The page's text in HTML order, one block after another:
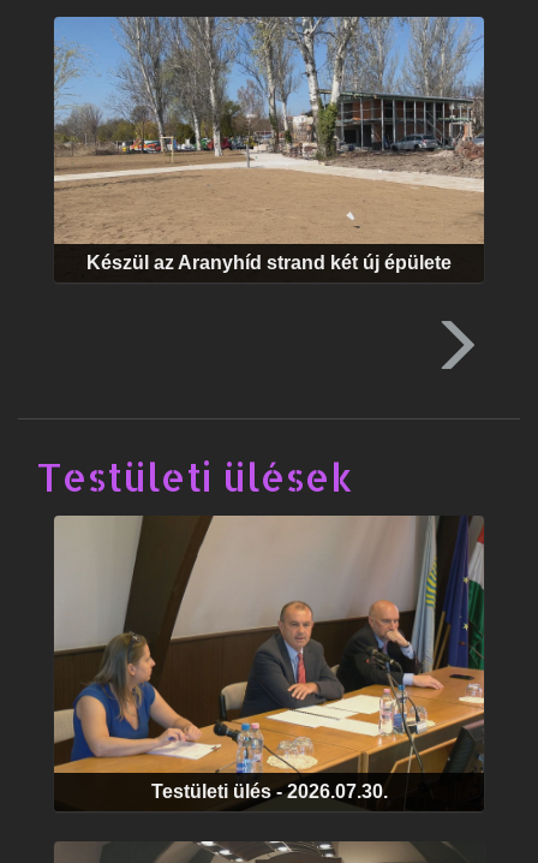
Készül az Aranyhíd strand két új épülete
Testületi ülések
Testületi ülés - 2026.07.30.